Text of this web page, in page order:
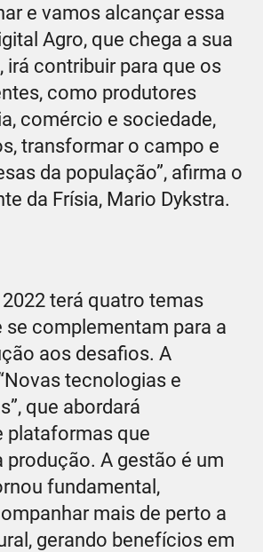
e vamos alcançar essa
Agro, que chega a sua
irá contribuir para que os
como produtores
comércio e sociedade,
transformar o campo e
da população”, afirma o
da Frísia, Mario Dykstra.
terá quatro temas
se complementam para a
aos desafios. A
tecnologias e
que abordará
plataformas que
produção. A gestão é um
fundamental,
mais de perto a
gerando benefícios em